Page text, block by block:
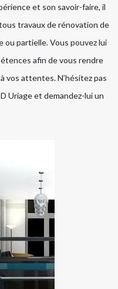
et son savoir-faire, il
travaux de rénovation de
partielle. Vous pouvez lui
afin de vous rendre
vos attentes. N’hésitez pas
Uriage et demandez-lui un